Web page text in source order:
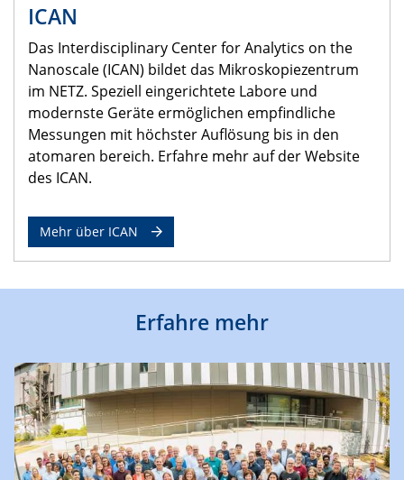
ICAN
Das Interdisciplinary Center for Analytics on the
Nanoscale (ICAN) bildet das Mikroskopiezentrum
im NETZ. Speziell eingerichtete Labore und
modernste Geräte ermöglichen empfindliche
Messungen mit höchster Auflösung bis in den
atomaren bereich. Erfahre mehr auf der Website
des ICAN.
Mehr über ICAN
Erfahre mehr